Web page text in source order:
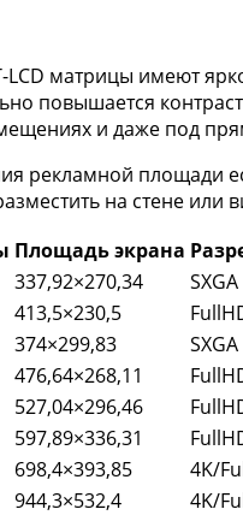
матрицы имеют
повышается
и даже под
рекламной площади
на стене
Площадь экрана
337,92×270,34 SXGA
413,5×230,5
374×299,83 SXGA
476,64×268,11
527,04×296,46
597,89×336,31
698,4×393,85 4K/
944,3×532,4 4K/